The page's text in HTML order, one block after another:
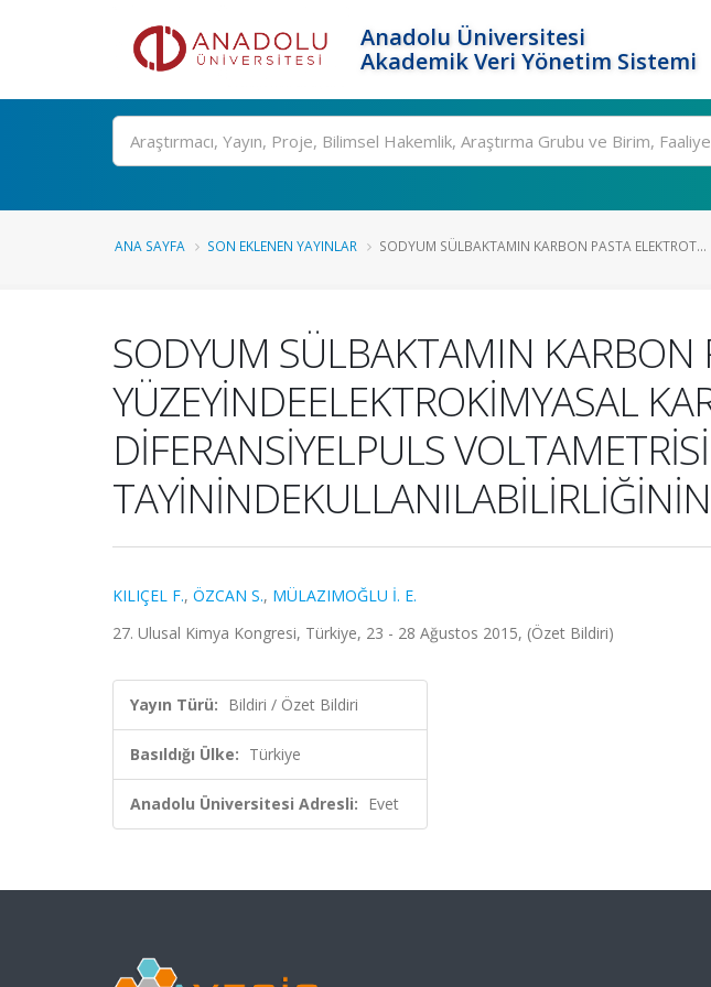
Anadolu Üniversitesi
Akademik Veri Yönetim Sistemi
Ara
ANA SAYFA SON EKLENEN YAYINLAR SODYUM SÜLBAKTAMIN KARBON PASTA ELEKTROT...
SODYUM SÜLBAKTAMIN KARBON
YÜZEYİNDEELEKTROKİMYASAL
DİFERANSİYELPULS
KILIÇEL F., ÖZCAN S., MÜLAZIMOĞLU İ. E.
27. Ulusal Kimya Kongresi, Türkiye, 23 - 28 Ağustos 2015, (Özet Bildiri)
Yayın Türü: Bildiri / Özet Bildiri
Basıldığı Ülke: Türkiye
Anadolu Üniversitesi Adresli: Evet